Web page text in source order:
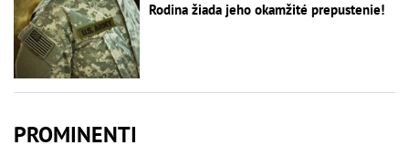
Rodina žiada jeho okamžité prepustenie!
PROMINENTI